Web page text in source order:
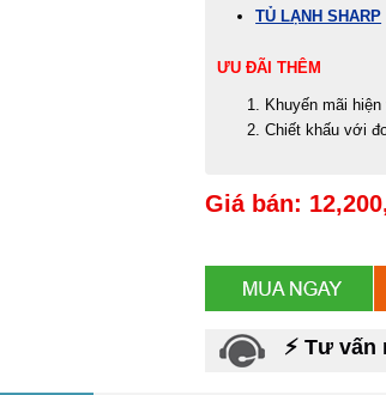
TỦ LẠNH SHARP
ƯU ĐÃI THÊM
Khuyến mãi
Chiết khấu với
Giá bán:
⚡ Tư